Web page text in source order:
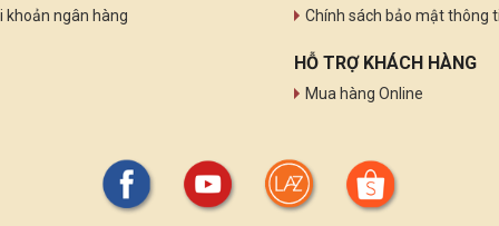
tận thế kỷ 18, các nghệ nhân mang chúng quay trở lại cùng
mang một đặc trưng không thể nào nhầm lẫn trong màu sắc
vật.
và trân quý cho đến tận bây giờ.
khoản ngân hàng
Chính sách bảo mật thông
HỖ TRỢ KHÁCH HÀNG
Mua hàng Online